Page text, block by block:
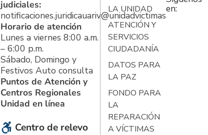
judiciales:
notificaciones.juridicauariv@unidadvictimas.gov.co
Horario de atención
Lunes a viernes 8:00 a.m.
– 6:00 p.m.
Sábado, Domingo y
Festivos Auto consulta
Puntos de Atención y
Centros Regionales
Unidad en línea
Centro de relevo
LA UNIDAD
ATENCIÓN Y
SERVICIOS
CIUDADANÍA
DATOS PARA
LA PAZ
FONDO PARA
LA
REPARACIÓN
A VÍCTIMAS
en: